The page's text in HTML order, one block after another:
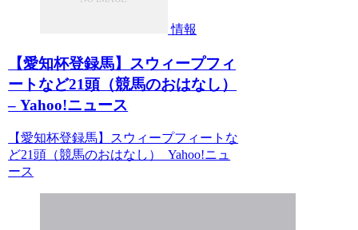
情報
【愛知杯登録馬】スウィープフィ
ートなど21頭（競馬のおはなし）
– Yahoo!ニュース
【愛知杯登録馬】スウィープフィートな
ど21頭（競馬のおはなし） Yahoo!ニュ
ース